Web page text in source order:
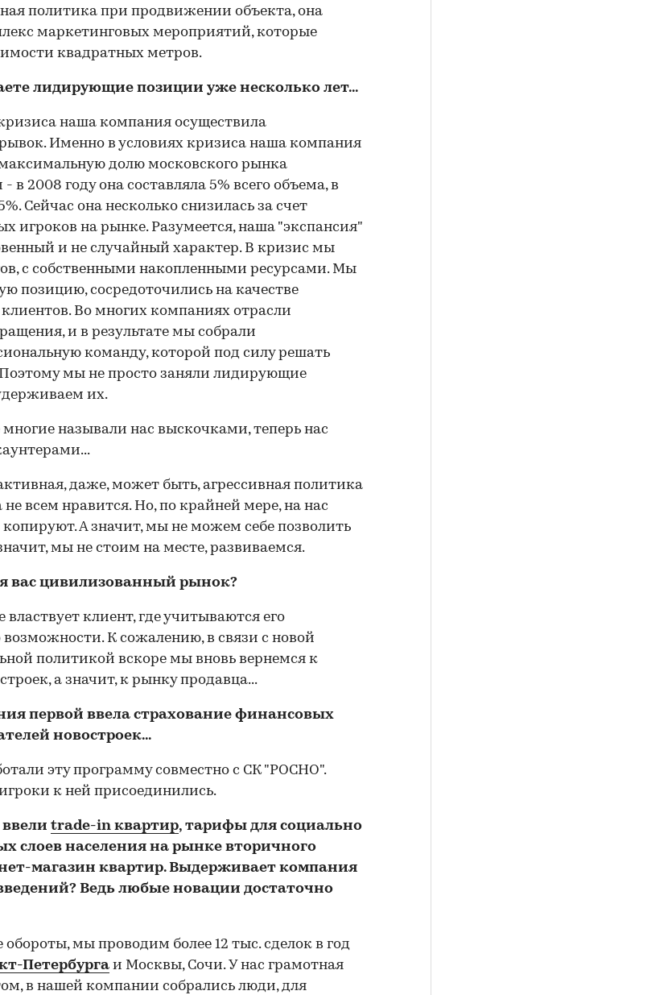
политика при продвижении объекта, она
маркетинговых мероприятий, которые
квадратных метров.
лидирующие позиции уже несколько лет...
наша компания осуществила
Именно в условиях кризиса наша компания
долю московского рынка
2008 году она составляла 5% всего объема, в
Сейчас она несколько снизилась за счет
игроков на рынке. Разумеется, наша "экспансия"
и не случайный характер. В кризис мы
с собственными накопленными ресурсами. Мы
позицию, сосредоточились на качестве
Во многих компаниях отрасли
и в результате мы собрали
команду, которой под силу решать
мы не просто заняли лидирующие
их.
называли нас выскочками, теперь нас
даже, может быть, агрессивная политика
всем нравится. Но, по крайней мере, на нас
копируют. А значит, мы не можем себе позволить
мы не стоим на месте, развиваемся.
вас цивилизованный рынок?
властвует клиент, где учитываются его
возможности. К сожалению, в связи с новой
политикой вскоре мы вновь вернемся к
а значит, к рынку продавца...
первой ввела страхование финансовых
новостроек...
эту программу совместно с СК "РОСНО".
к ней присоединились.
trade-in квартир, тарифы для социально
слоев населения на рынке вторичного
магазин квартир. Выдерживает компания
Ведь любые новации достаточно
обороты, мы проводим более 12 тыс. сделок в год
Петербурга и Москвы, Сочи. У нас грамотная
в нашей компании собрались люди, для